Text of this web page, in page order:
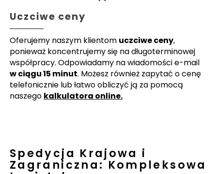
Uczciwe ceny
Oferujemy naszym klientom uczciwe ceny,
ponieważ koncentrujemy się na długoterminowej
współpracy. Odpowiadamy na wiadomości e-mail
w ciągu 15 minut. Możesz również zapytać o cenę
telefonicznie lub łatwo obliczyć ją za pomocą
naszego kalkulatora online.
Spedycja Krajowa i
Zagraniczna: Kompleksowa